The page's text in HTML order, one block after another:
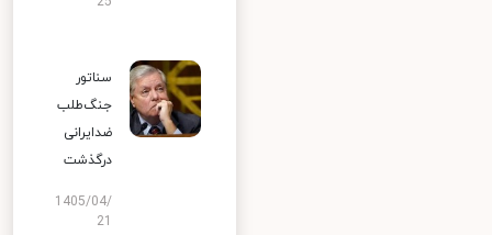
سناتور
جنگ‌طلب
ضدایرانی
درگذشت
1405/04/